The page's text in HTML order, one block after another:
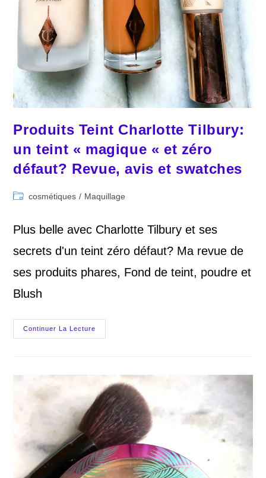
Produits Teint Charlotte Tilbury:
un teint « magique « et zéro
défaut? Revue, avis et swatches
Postcosmétiques / Maquillage
Plus belle avec Charlotte Tilbury et ses
secrets d'un teint zéro défaut? Ma revue de
ses produits phares, Fond de teint, poudre et
Blush
Continuer La Lecture
Teint
« Magique
« Et
Zéro
Défaut?
Revue,
Avis
Et
Swatches